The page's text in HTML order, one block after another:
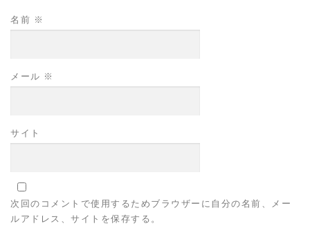
名前 ※
メール ※
サイト
次回のコメントで使用するためブラウザーに自分の名前、メー
ルアドレス、サイトを保存する。